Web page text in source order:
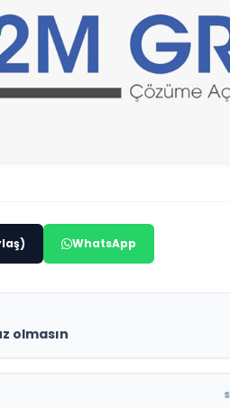
WhatsApp
olmasın